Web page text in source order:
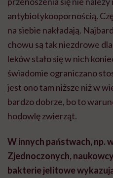
antybiotykoopornością.
na siebie nakładają.
chowu są tak niezdrowe
leków stało się w nich
świadomie ograniczano
jest ono tam niższe niż w
bardzo dobrze, bo to
hodowlę zwierząt.
W innych państwach, np.
Zjednoczonych,
bakterie jelitowe